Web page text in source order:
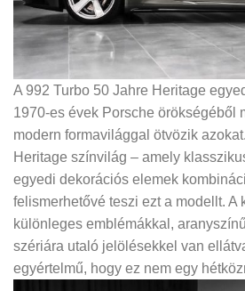
A 992 Turbo 50 Jahre Heritage
1970-es évek Porsche örökségéből
modern formavilággal ötvözik
Heritage színvilág – amely
egyedi dekorációs elemek
felismerhetővé teszi ezt a modellt. A
különleges emblémákkal,
szériára utaló jelölésekkel van
egyértelmű, hogy ez nem egy